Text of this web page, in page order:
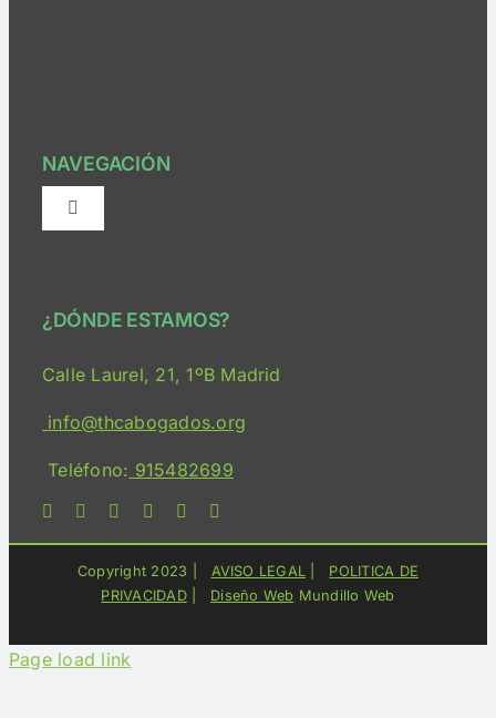
NAVEGACIÓN
Alternar
Servicios
Bloguimary
¿DÓNDE ESTAMOS?
Calle Laurel, 21, 1ºB Madrid
info@thcabogados.org
Teléfono: 915482699
Copyright 2023 | AVISO LEGAL
POLITICA DE
PRIVACIDAD| Diseño Web Mundillo Web
Page load link